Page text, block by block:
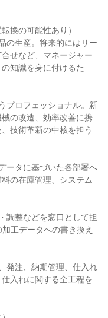
換の可能性あり）
の生産。将来的にはリー
せなど、マネージャー
知識を身に付けるた
プロフェッショナル。新
の改造、効率改善に携
技術革新の中核を担う
ータに基づいた各部署へ
の在庫管理、システム
調整などを窓口として担
工データへの書き換え
発注、納期管理、仕入れ
入れに関する全工程を